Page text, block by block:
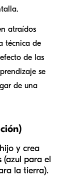
atraídos
técnica de
de las
se
de una
y crea
para el
la tierra).